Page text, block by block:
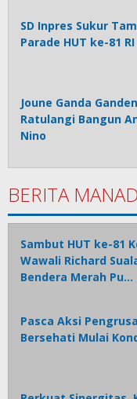
SD Inpres Sukur
Parade HUT ke-81
Joune Ganda
Ratulangi Bangun
Nino
BERITA
Sambut HUT ke-81
Wawali Richard
Bendera Merah Pu…
Pasca Aksi
Bersehati Mulai